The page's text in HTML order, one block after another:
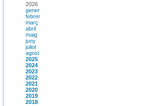
2026
gener
febrer
març
abril
maig
juny
juliol
agost
2025
2024
2023
2022
2021
2020
2019
2018